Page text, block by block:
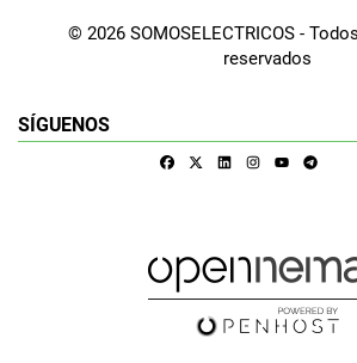
© 2026 SOMOSELECTRICOS -
reservados
SÍGUENOS
FacebookLinkedinInstagram